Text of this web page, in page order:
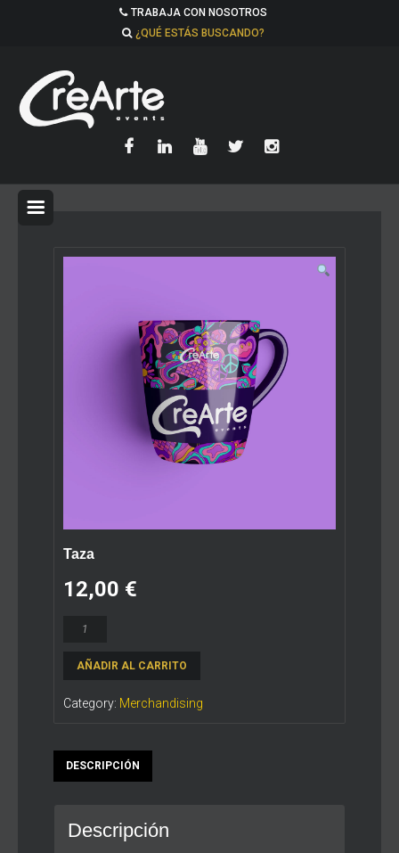
TRABAJA CON NOSOTROS
¿QUÉ ESTÁS BUSCANDO?
Taza
12,00 €
Taza
AÑADIR AL CARRITO
Category: Merchandising
DESCRIPCIÓN
Descripción